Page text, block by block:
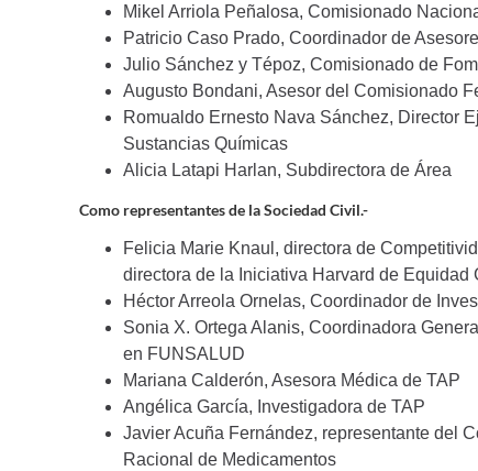
Mikel Arriola Peñalosa, Comisionado
Patricio Caso Prado, Coordinador de
Julio Sánchez y Tépoz, Comisionado de
Augusto Bondani, Asesor del Comisionado
Romualdo Ernesto Nava Sánchez, Director
Sustancias Químicas
Alicia Latapi Harlan, Subdirectora de Área
Como representantes de la Sociedad Civil.-
Felicia Marie Knaul, directora de
directora de la Iniciativa Harvard de
Héctor Arreola Ornelas, Coordinador de
Sonia X. Ortega Alanis, Coordinadora
en FUNSALUD
Mariana Calderón, Asesora Médica de TAP
Angélica García, Investigadora de TAP
Javier Acuña Fernández, representante del
Racional de Medicamentos